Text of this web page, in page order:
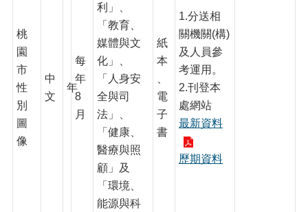
網
站
導
覽
常
見
問
答
桃
園
市
性
別
圖
像
中
文
年
每
年
8
月
利」、
「教育、
媒體與文
化」、
「人身安
全與司
法」、
「健康、
醫療與照
顧」及
「環境、
能源與科
紙
本
電
子
書
1.分送相
關機關(構)
及人員參
考運用。
2.刊登本
處網站
最新資料
歷期資料